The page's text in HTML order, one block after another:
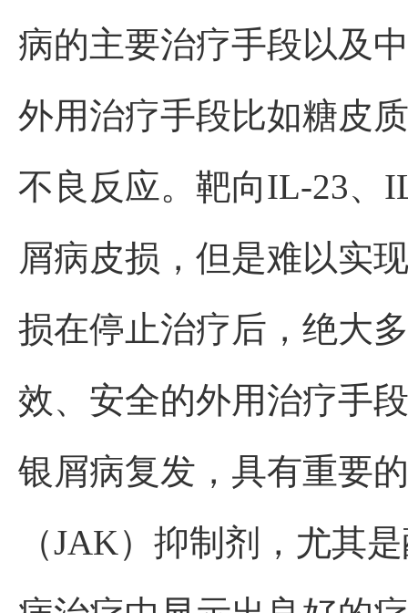
病的主要治疗手段以及
外用治疗手段比如糖皮
不良反应。靶向IL-23、
屑病皮损，但是难以实
损在停止治疗后，绝大
效、安全的外用治疗手
银屑病复发，具有重要
（JAK）抑制剂，尤其